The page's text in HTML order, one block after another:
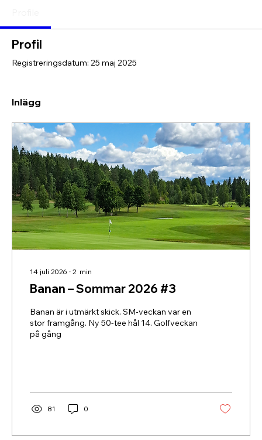
Profil
Registreringsdatum: 25 maj 2025
Inlägg
14 juli 2026 ∙ 2 min
Banan – Sommar 2026 #3
Banan är i utmärkt skick. SM-veckan var en
stor framgång. Ny 50-tee hål 14. Golfveckan
på gång
81 0